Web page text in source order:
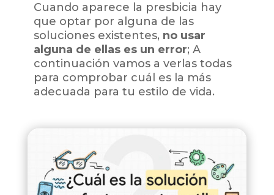
Cuando aparece la presbicia hay
que optar por alguna de las
soluciones existentes, no usar
alguna de ellas es un error; A
continuación vamos a verlas todas
para comprobar cuál es la más
adecuada para tu estilo de vida.